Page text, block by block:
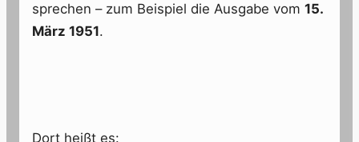
sprechen – zum Beispiel die Ausgabe vom 15.
März 1951.
Dort heißt es: